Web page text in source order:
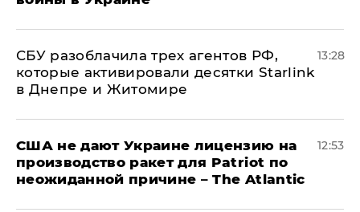
СБУ разоблачила трех агентов РФ,
которые активировали десятки Starlink
в Днепре и Житомире
13:28
США не дают Украине лицензию на
производство ракет для Patriot по
неожиданной причине – The Atlantic
12:53